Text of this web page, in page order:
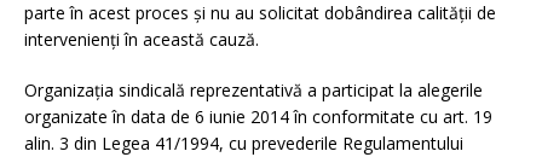
parte în acest proces și nu au solicitat dobândirea calității de
intervenienți în această cauză.
Organizația sindicală reprezentativă a participat la alegerile
organizate în data de 6 iunie 2014 în conformitate cu art. 19
alin. 3 din Legea 41/1994, cu prevederile Regulamentului